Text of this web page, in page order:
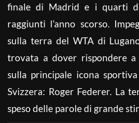
finale di Madrid e i quarti
raggiunti l’anno scorso.
sulla terra del WTA di
trovata a dover rispondere a
sulla principale icona
Svizzera: Roger Federer. La
speso delle parole di grande